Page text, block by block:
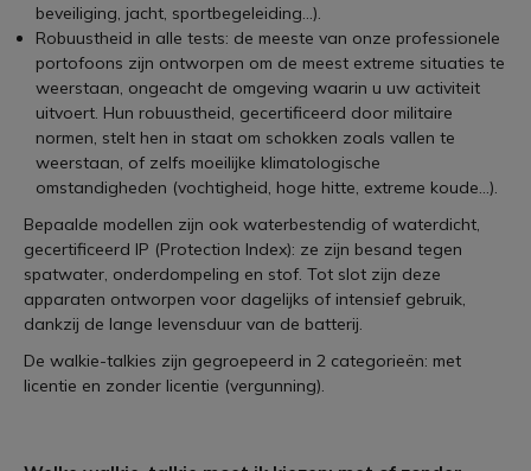
beveiliging, jacht, sportbegeleiding...).
Robuustheid in alle tests: de meeste van onze professionele
portofoons zijn ontworpen om de meest extreme situaties te
weerstaan, ongeacht de omgeving waarin u uw activiteit
uitvoert. Hun robuustheid, gecertificeerd door militaire
normen, stelt hen in staat om schokken zoals vallen te
weerstaan, of zelfs moeilijke klimatologische
omstandigheden (vochtigheid, hoge hitte, extreme koude...).
Bepaalde modellen zijn ook waterbestendig of waterdicht,
gecertificeerd IP (Protection Index): ze zijn besand tegen
spatwater, onderdompeling en stof. Tot slot zijn deze
apparaten ontworpen voor dagelijks of intensief gebruik,
dankzij de lange levensduur van de batterij.
De walkie-talkies zijn gegroepeerd in 2 categorieën: met
licentie en zonder licentie (vergunning).